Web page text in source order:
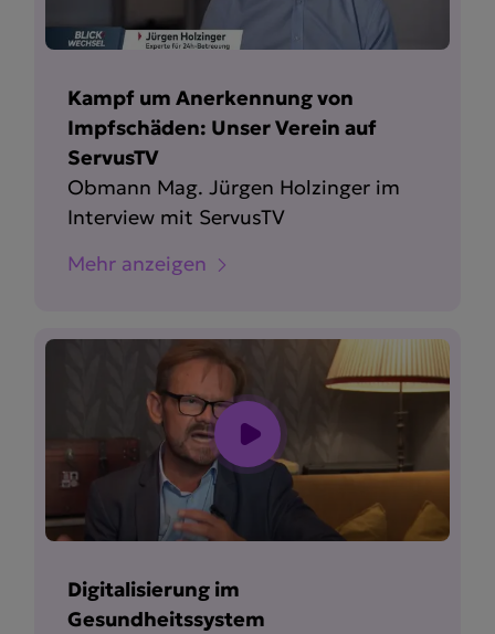
Kampf um Anerkennung von
Impfschäden: Unser Verein auf
ServusTV
Obmann Mag. Jürgen Holzinger im
Interview mit ServusTV
Mehr anzeigen
Digitalisierung im
Gesundheitssystem